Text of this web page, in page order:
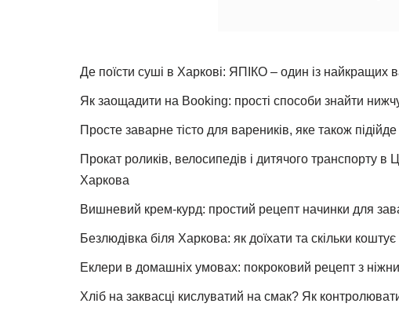
Де поїсти суші в Харкові: ЯПІКО – один із найкращих
Як заощадити на Booking: прості способи знайти
Просте заварне тісто для вареників, яке також
Прокат роликів, велосипедів і дитячого транспорту в
Харкова
Вишневий крем-курд: простий рецепт начинки для
Безлюдівка біля Харкова: як доїхати та скільки
Еклери в домашніх умовах: покроковий рецепт з
Хліб на заквасці кислуватий на смак? Як контролювати